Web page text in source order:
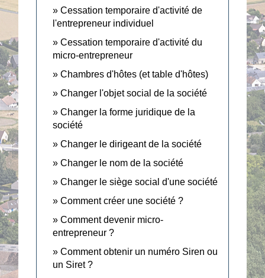
Cessation temporaire d'activité de
l'entrepreneur individuel
Cessation temporaire d'activité du
micro-entrepreneur
Chambres d'hôtes (et table d'hôtes)
Changer l'objet social de la société
Changer la forme juridique de la
société
Changer le dirigeant de la société
Changer le nom de la société
Changer le siège social d'une société
Comment créer une société ?
Comment devenir micro-
entrepreneur ?
Comment obtenir un numéro Siren ou
un Siret ?